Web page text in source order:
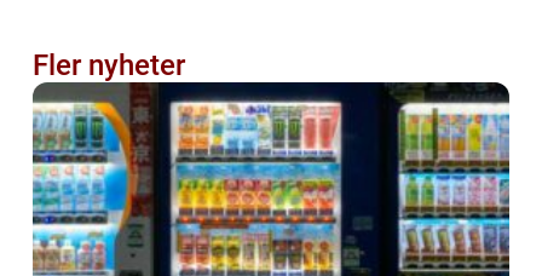
Fler nyheter